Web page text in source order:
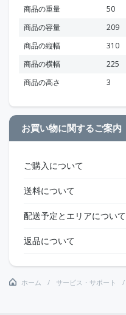
商品の重量
50
商品の容量
209
商品の縦幅
310
商品の横幅
225
商品の高さ
3
お買い物に関するご案内
ご購入について
送料について
配送予定とエリアについて
返品について
ホーム サービス・サポート